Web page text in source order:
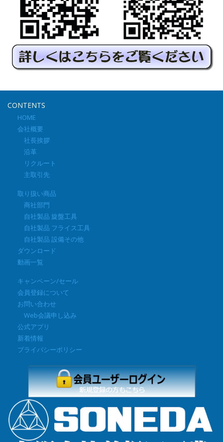
CONTENTS
HOME
会社概要
社長挨拶
沿革
リクルート
主取引先
取り扱い商品
商社部門
自社製品 旋盤工具
自社製品 フライス工具
自社製品 設備その他
ダウンロード
動画一覧
キャンペーン/セール
会員登録について
お問い合わせ
Web会議申し込み
公式アプリ
新着情報
プライバシーポリシー